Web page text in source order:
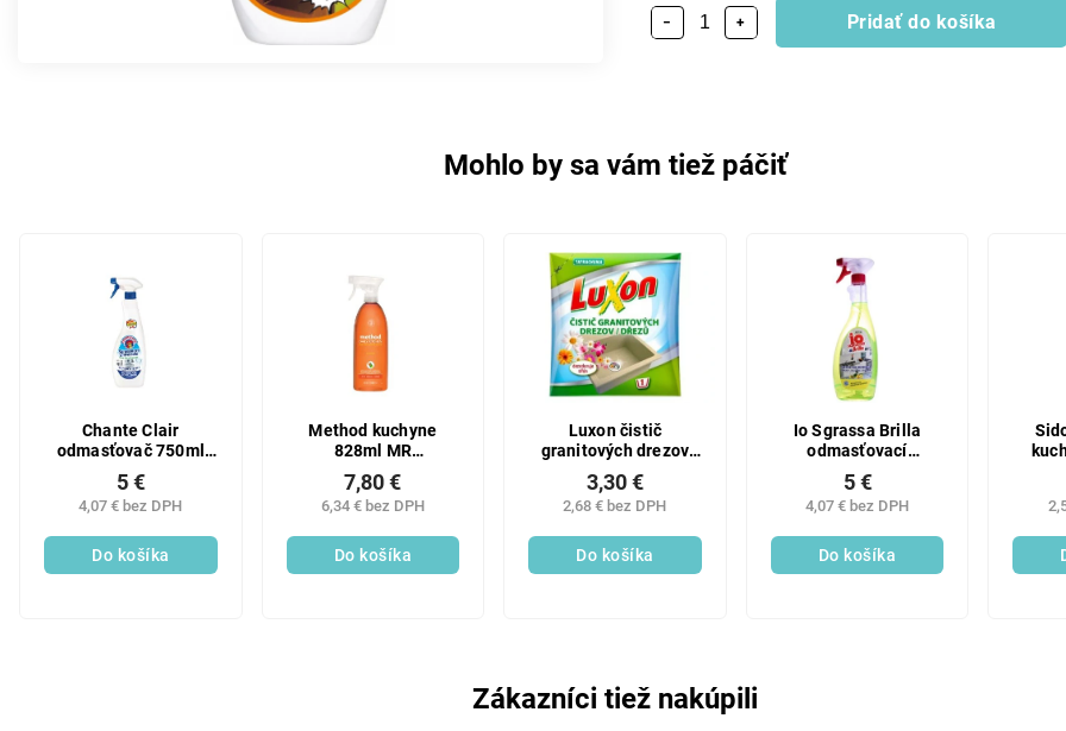
+
− Pridať do košíka
Mohlo by sa vám tiež páčiť
Chante Clair
odmasťovač 750ml
Bicarbona
4,07 € bez DPH
5 €
Do košíka
Method kuchyne
828ml MR
Mandarinka
6,34 € bez DPH
7,80 €
Do košíka
Luxon čistič
granitových drezov
100g
2,68 € bez DPH
3,30 €
Do košíka
Io Sgrassa Brilla
odmasťovací
prostriedok 750 ml
4,07 € bez DPH
5 €
Do košíka
Zákazníci tiež nakúpili